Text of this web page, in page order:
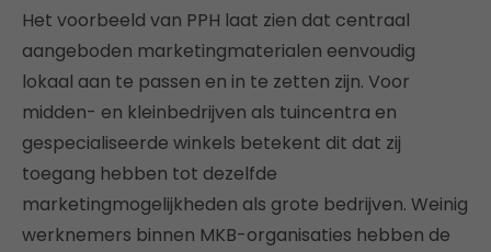
Het voorbeeld van PPH laat zien dat centraal
aangeboden marketingmaterialen eenvoudig
lokaal aan te passen en in te zetten zijn. Voor
midden- en kleinbedrijven als tuincentra en
gespecialiseerde winkels betekent dit dat zij
toegang hebben tot dezelfde
marketingmogelijkheden als grote bedrijven. Weinig
werknemers binnen MKB-organisaties hebben de